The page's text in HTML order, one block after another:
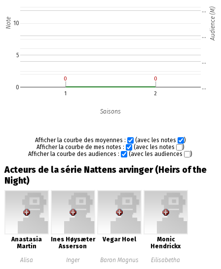
1 2
0
5
10
…
…
…
…
0
0 0
0
Saisons
Note Audience (M)
Afficher la courbe des moyennes : (avec les notes
)
Afficher la courbe de mes notes :
(avec les notes
)
Afficher la courbe des audiences :
(avec les audiences )
Acteurs de la série Nattens arvinger (Heirs of the
Night)
Anastasia
Martin
Alisa
Ines Høysæter
Asserson
Inger
Vegar Hoel
Baron Magnus
Monic
Hendrickx
Eilisabetha